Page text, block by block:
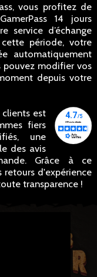
vous profitez de
14 jours
service d’échange
période, votre
automatiquement
pouvez modifier vos
depuis votre
clients est
fiers
une
des avis
Grâce à ce
retours d'expérience
transparence !